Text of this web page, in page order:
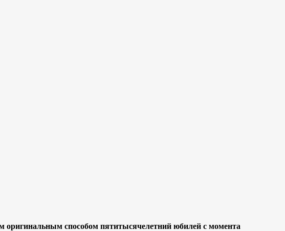
способом пятитысячелетний юбилей с момента